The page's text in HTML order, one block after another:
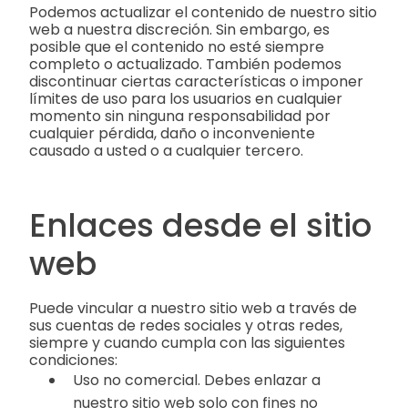
Podemos actualizar el contenido de nuestro sitio
web a nuestra discreción. Sin embargo, es
posible que el contenido no esté siempre
completo o actualizado. También podemos
discontinuar ciertas características o imponer
límites de uso para los usuarios en cualquier
momento sin ninguna responsabilidad por
cualquier pérdida, daño o inconveniente
causado a usted o a cualquier tercero.
Enlaces desde el sitio
web
Puede vincular a nuestro sitio web a través de
sus cuentas de redes sociales y otras redes,
siempre y cuando cumpla con las siguientes
condiciones:
Uso no comercial. Debes enlazar a
nuestro sitio web solo con fines no